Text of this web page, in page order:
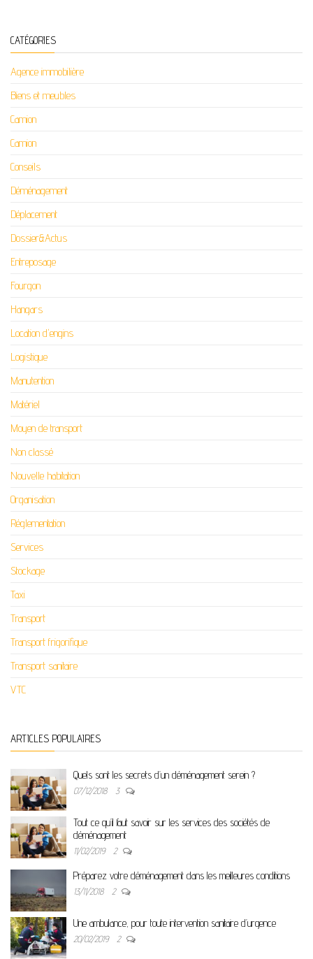
CATÉGORIES
Agence immobilière
Biens et meubles
Camion
Camion
Conseils
Déménagement
Déplacement
Dossier&Actus
Entreposage
Fourgon
Hangars
Location d'engins
Logistique
Manutention
Matériel
Moyen de transport
Non classé
Nouvelle habitation
Organisation
Réglementation
Services
Stockage
Taxi
Transport
Transport frigorifique
Transport sanitaire
VTC
ARTICLES POPULAIRES
Quels sont les secrets d’un déménagement serein ?
07/12/2018 3
Tout ce qu’il faut savoir sur les services des sociétés de
déménagement
11/02/2019 2
Préparez votre déménagement dans les meilleures conditions
13/11/2018 2
Une ambulance, pour toute intervention sanitaire d’urgence
20/02/2019 2